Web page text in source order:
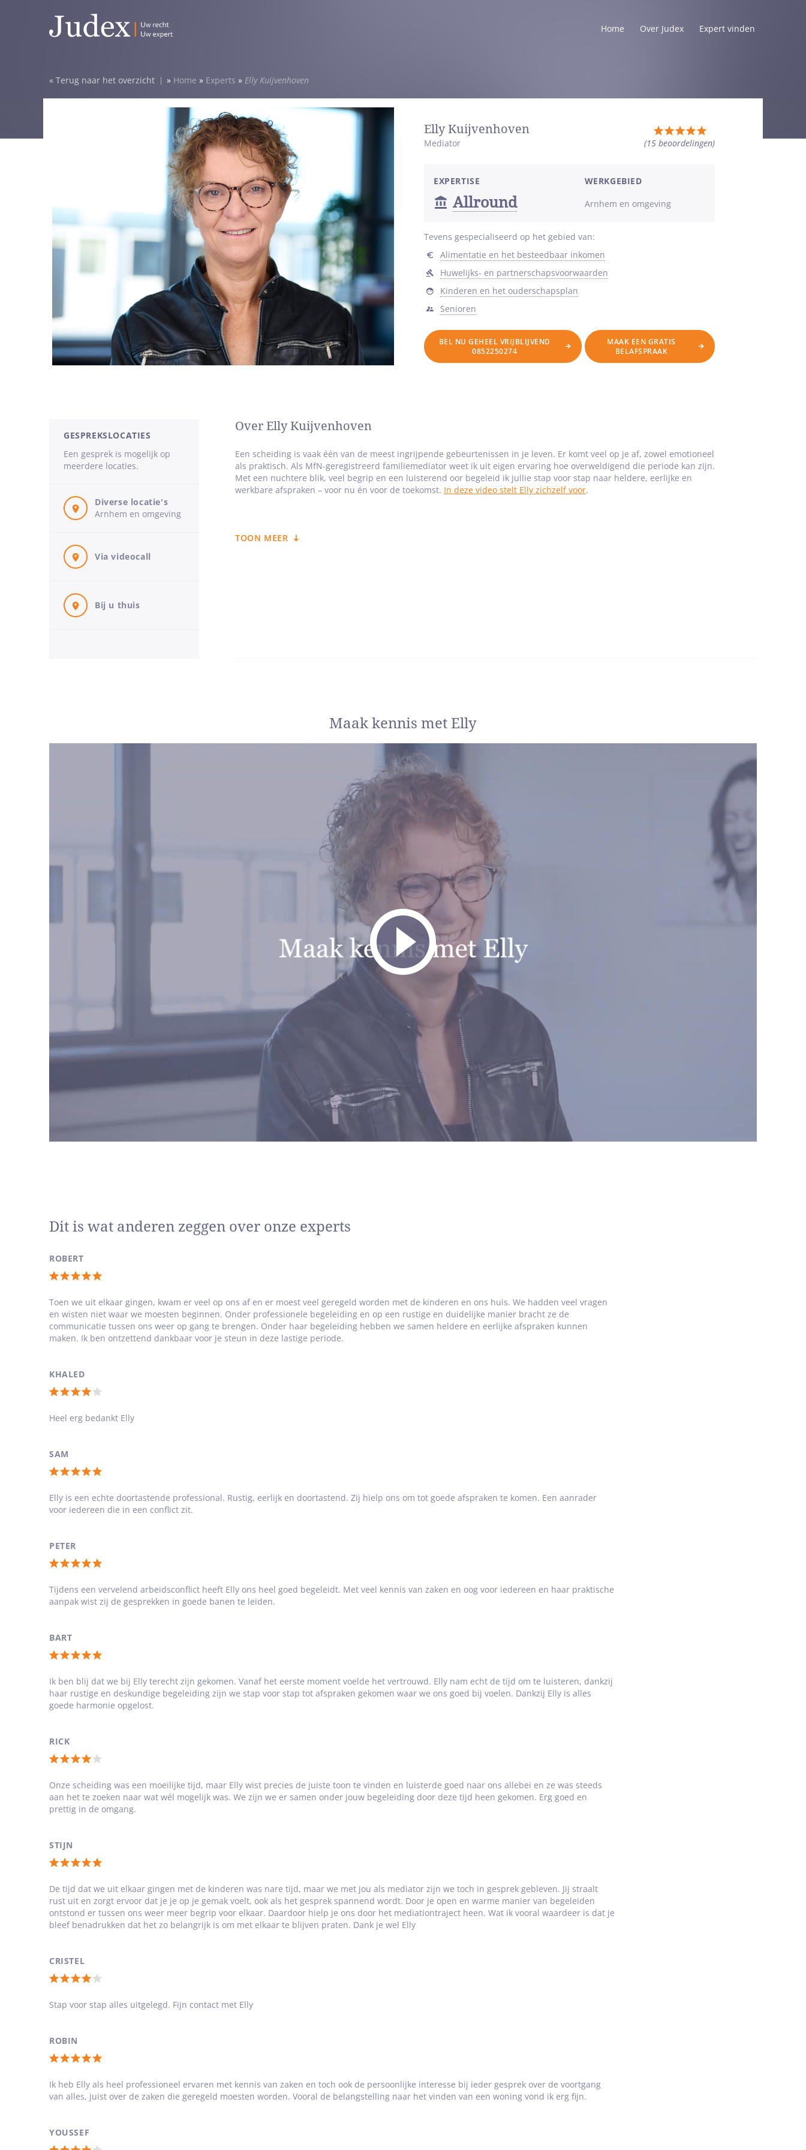
Home Over Judex Expert vinden
Terug naar het overzicht » Home » Experts » Elly Kuijvenhoven
Elly Kuijvenhoven
Mediator (15 beoordelingen)
Totale
waardering:
EXPERTISE
Allround
WERKGEBIED
Arnhem en omgeving
Tevens gespecialiseerd op het gebied van:
Alimentatie en het besteedbaar inkomen
Huwelijks- en partnerschapsvoorwaarden
Kinderen en het ouderschapsplan
Senioren
BEL NU GEHEEL VRIJBLIJVEND
0852250274
MAAK EEN GRATIS
BELAFSPRAAK
Over Elly Kuijvenhoven
Een scheiding is vaak één van de meest ingrijpende gebeurtenissen in je leven. Er komt veel op je af, zowel emotioneel
als praktisch. Als MfN-geregistreerd familiemediator weet ik uit eigen ervaring hoe overweldigend die periode kan zijn.
Met een nuchtere blik, veel begrip en een luisterend oor begeleid ik jullie stap voor stap naar heldere, eerlijke en
werkbare afspraken – voor nu én voor de toekomst. In deze video stelt Elly zichzelf voor.
kinderen een nieuw evenwicht moest vinden, groeide de wens om anderen in zo’n proces te ondersteunen. Dat leidde
tot mijn specialisatie in mediation. Het gaf mij de mogelijkheid om mensen in een kwetsbare periode écht bij te staan.
scheidingstraject, zodat ook zij hun stem kunnen laten horen. Vaak helpt dit om als ouders betere en bewuster keuzes
te maken die echt in het belang van het kind zijn.
Jullie willen scheiden, wat nu?
Tijdens het kennismakingsgesprek luister ik naar jullie verhaal en breng ik overzicht in wat er geregeld moet worden.
Denk aan het ouderschapsplan, de financiële afspraken, de woning, alimentatie, en de verdeling van het vermogen. Ik
werk met een duidelijk stappenplan en zorg voor een tempo dat past bij jullie situatie.
Ik sta bekend om mijn praktische aanpak, gecombineerd met oprechte aandacht voor alle partijen. Of je nu snel
duidelijkheid zoekt of juist eerst ruimte nodig hebt om te wennen aan het idee van scheiden – ik stem mijn begeleiding
Waar ik mij sterk voor maak
Ik maak mij sterk voor samenwerking, ook als die in eerste instantie niet vanzelfsprekend lijkt. Het mooiste moment is
wanneer mensen, die elkaar eerst nauwelijks konden aankijken, weer rustig met elkaar in gesprek gaan en samen
verder kunnen – als ouders, als ex-partners of gewoon als mensen met wederzijds respect.
Goede afspraken zijn belangrijk, maar het herstel van de communicatie is minstens zo waardevol. Daar zet ik mij met
hart en ziel voor in.
In het kort iets persoonlijks
In mijn vrije tijd trek ik graag de natuur in. Samen met mijn kleinkinderen ga ik bijvoorbeeld wadlopen – ik hoop dat ze
net zo enthousiast worden over de natuur als ik. Ook ben ik creatief bezig achter mijn weefgetouw: daar vind ik rust en
Mensen bijstaan op een natuurlijke, menselijke manier – dát is wat mij drijft, zowel in mijn werk als daarbuiten.
Elly Kuijvenhoven:
Gelderland: Gehele provincie
Utrecht: Amersfoort
TOON MEER
GESPREKSLOCATIES
Een gesprek is mogelijk op
meerdere locaties.
Diverse locatie's
Arnhem en omgeving
Via videocall
Bij u thuis
Maak kennis met Elly
Bekijk
video
Dit is wat anderen zeggen over onze experts
ROBERT
Totale
waardering:
5
van
Toen we uit elkaar gingen, kwam er veel op ons af en er moest veel geregeld worden met de kinderen en ons huis. We hadden veel vragen
en wisten niet waar we moesten beginnen. Onder professionele begeleiding en op een rustige en duidelijke manier bracht ze de
communicatie tussen ons weer op gang te brengen. Onder haar begeleiding hebben we samen heldere en eerlijke afspraken kunnen
maken. Ik ben ontzettend dankbaar voor je steun in deze lastige periode.
KHALED
Totale
waardering:
van
5
Heel erg bedankt Elly
SAM
Totale
waardering:
5
5
sterren
Elly is een echte doortastende professional. Rustig, eerlijk en doortastend. Zij hielp ons om tot goede afspraken te komen. Een aanrader
voor iedereen die in een conflict zit.
PETER
Totale
waardering:
5
5
sterren
Tijdens een vervelend arbeidsconflict heeft Elly ons heel goed begeleidt. Met veel kennis van zaken en oog voor iedereen en haar praktische
aanpak wist zij de gesprekken in goede banen te leiden.
BART
Totale
waardering:
5
van
sterren
Ik ben blij dat we bij Elly terecht zijn gekomen. Vanaf het eerste moment voelde het vertrouwd. Elly nam echt de tijd om te luisteren, dankzij
haar rustige en deskundige begeleiding zijn we stap voor stap tot afspraken gekomen waar we ons goed bij voelen. Dankzij Elly is alles
goede harmonie opgelost.
RICK
Totale
waardering:
4
van
sterren
Onze scheiding was een moeilijke tijd, maar Elly wist precies de juiste toon te vinden en luisterde goed naar ons allebei en ze was steeds
aan het te zoeken naar wat wél mogelijk was. We zijn we er samen onder jouw begeleiding door deze tijd heen gekomen. Erg goed en
prettig in de omgang.
STIJN
Totale
waardering:
5
van
De tijd dat we uit elkaar gingen met de kinderen was nare tijd, maar we met jou als mediator zijn we toch in gesprek gebleven. Jij straalt
rust uit en zorgt ervoor dat je je op je gemak voelt, ook als het gesprek spannend wordt. Door je open en warme manier van begeleiden
ontstond er tussen ons weer meer begrip voor elkaar. Daardoor hielp je ons door het mediationtraject heen. Wat ik vooral waardeer is dat je
bleef benadrukken dat het zo belangrijk is om met elkaar te blijven praten. Dank je wel Elly
CRISTEL
Totale
waardering:
van
5
Stap voor stap alles uitgelegd. Fijn contact met Elly
ROBIN
Totale
waardering:
5
5
Ik heb Elly als heel professioneel ervaren met kennis van zaken en toch ook de persoonlijke interesse bij ieder gesprek over de voortgang
van alles, juist over de zaken die geregeld moesten worden. Vooral de belangstelling naar het vinden van een woning vond ik erg fijn.
YOUSSEF